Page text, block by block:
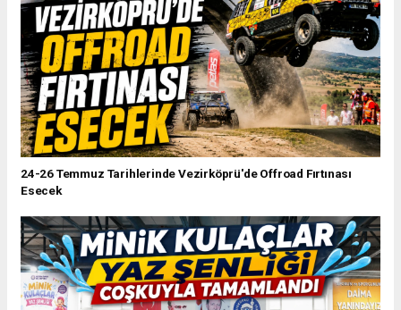
24-26 Temmuz Tarihlerinde Vezirköprü'de Offroad Fırtınası
Esecek